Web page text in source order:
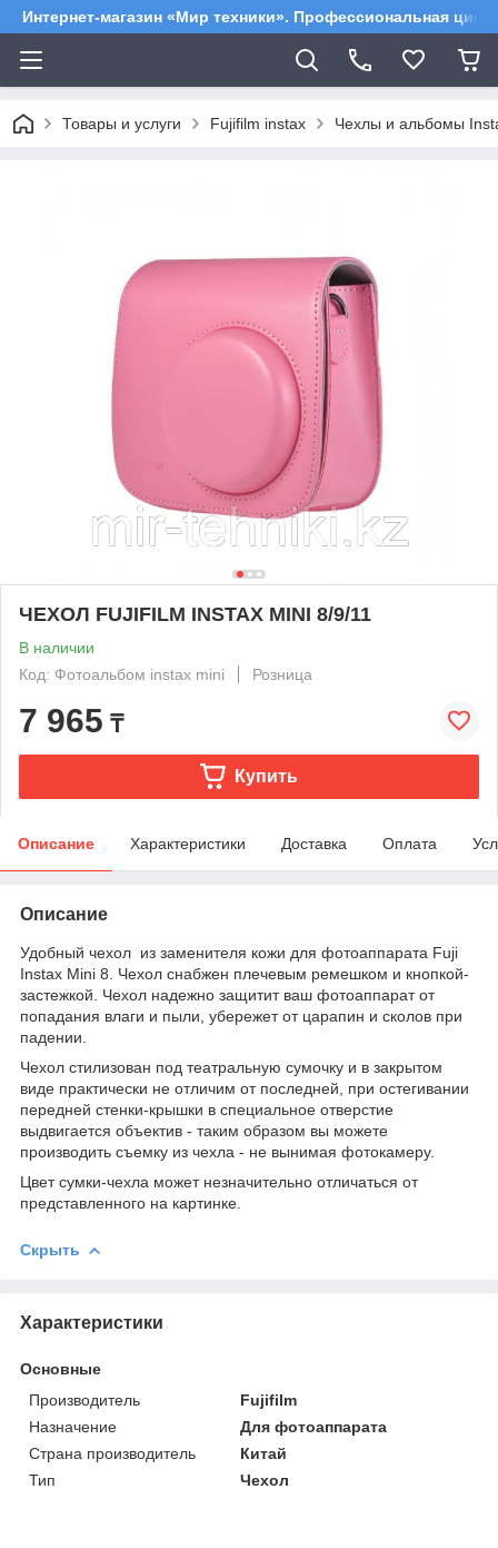
Интернет-магазин «Мир техники». Профессиональная
Товары и услуги Fujifilm instax Чехлы и альбомы
ЧЕХОЛ FUJIFILM INSTAX MINI 8/9/11
В наличии
Код: Фотоальбом instax mini
Розница
7 965 ₸
Купить
Описание Характеристики Доставка Оплата
Описание
Удобный чехол из заменителя кожи для фотоаппарата Fuji
Instax Mini 8. Чехол снабжен плечевым ремешком и кнопкой-
застежкой. Чехол надежно защитит ваш фотоаппарат от
попадания влаги и пыли, убережет от царапин и сколов при
падении.
Чехол стилизован под театральную сумочку и в закрытом
виде практически не отличим от последней, при остегивании
передней стенки-крышки в специальное отверстие
выдвигается объектив - таким образом вы можете
производить съемку из чехла - не вынимая фотокамеру.
Цвет сумки-чехла может незначительно отличаться от
представленного на картинке.
Скрыть
Характеристики
Основные
Производитель
Fujifilm
Назначение
Для фотоаппарата
Страна производитель
Китай
Тип
Чехол